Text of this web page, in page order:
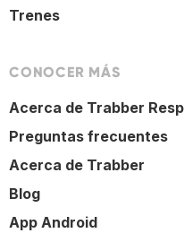
Trenes
CONOCER MÁS
Acerca de Trabber
Preguntas frecuentes
Acerca de Trabber
Blog
App Android